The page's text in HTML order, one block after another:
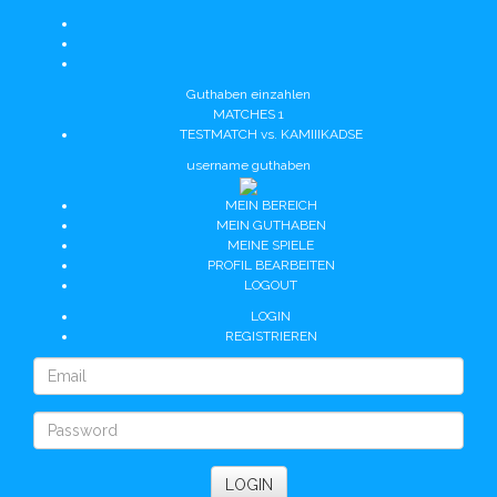
Guthaben einzahlen
MATCHES 1
TESTMATCH vs. KAMIIIKADSE
username guthaben
MEIN BEREICH
MEIN GUTHABEN
MEINE SPIELE
PROFIL BEARBEITEN
LOGOUT
LOGIN
REGISTRIEREN
LOGIN